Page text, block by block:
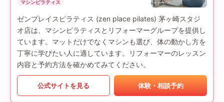
マシンピラティス
ゼンプレイスピラティス (zen place pilates) 茅ヶ崎スタジ
オ店は、マシンピラティスとリフォーマーグループを提供し
ています。マットだけでなくマシンも選び、体の動かし方を
丁寧に学びたい人に適しています。リフォーマーのレッスン
内容と予約方法を確かめてみてください。
公式サイトを見る 体験・相談予約